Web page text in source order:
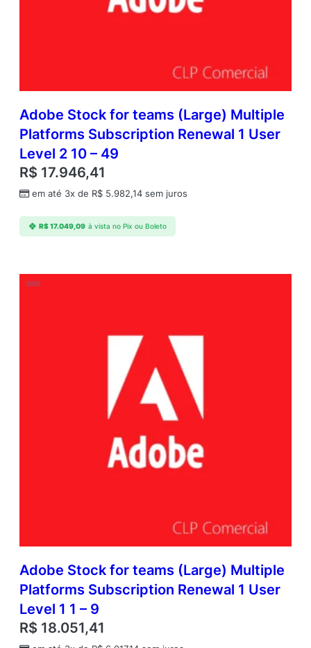
Adobe Stock for teams (Large) Multiple
Platforms Subscription Renewal 1 User
Level 2 10 – 49
R$ 17.946,41
em até 3x de R$ 5.982,14 sem juros
R$17.049,09 à vista no Pix ou Boleto
Adobe Stock for teams (Large) Multiple
Platforms Subscription Renewal 1 User
Level 1 1 – 9
R$ 18.051,41